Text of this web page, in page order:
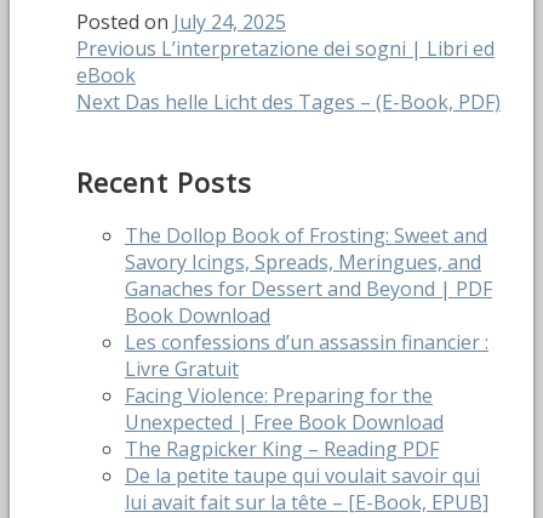
Posted on July 24, 2025
Post
navigation
Previous Previous
L’interpretazione dei sogni | Libri ed
eBook
Next Next
Das helle Licht des Tages – (E-Book, PDF)
Recent Posts
The Dollop Book of Frosting: Sweet and
Savory Icings, Spreads, Meringues, and
Ganaches for Dessert and Beyond | PDF
Book Download
Les confessions d’un assassin financier :
Livre Gratuit
Facing Violence: Preparing for the
Unexpected | Free Book Download
The Ragpicker King – Reading PDF
De la petite taupe qui voulait savoir qui
lui avait fait sur la tête – [E-Book, EPUB]